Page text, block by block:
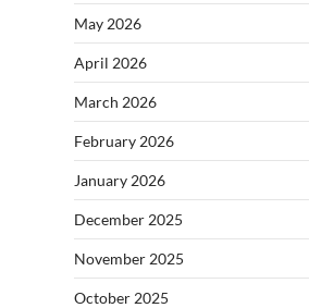
May 2026
April 2026
March 2026
February 2026
January 2026
December 2025
November 2025
October 2025